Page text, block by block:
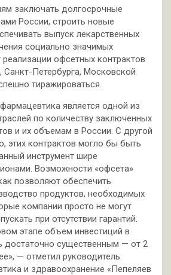
заключать долгосрочные
России, строить новые
выпуск лекарственных
социально значимых
офсетных контрактов
Петербурга, Московской
тиражироваться.
является одной из
по количеству заключенных
и их объемам в России. С другой
этих контрактов могло бы быть
инструмент шире
Возможности «офсета»
позволяют обеспечить
продуктов, необходимых
компании просто не могут
при отсутствии гарантий.
этапе объем инвестиций в
достаточно существенным — от 2
— отметил руководитель
и здравоохранение «Пепеляев